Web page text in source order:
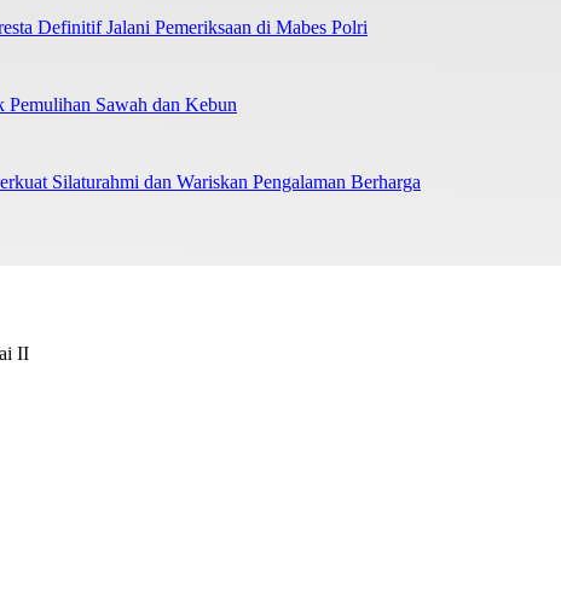
Definitif Jalani Pemeriksaan di Mabes Polri
Pemulihan Sawah dan Kebun
Silaturahmi dan Wariskan Pengalaman Berharga
II